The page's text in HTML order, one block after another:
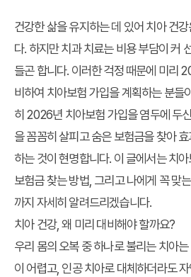
건강한 삶을 유지하는 데 있어 치아 건
다. 하지만 치과 치료는 비용 부담이 커
들곤 합니다. 이러한 걱정 때문에 미리
비하여 치아보험 가입을 계획하는 분들
히 2026년 치아보험 가입을 염두에 두
을 꼼꼼히 살피고 숨은 보험금을 찾아
하는 것이 현명합니다. 이 글에서는 치
보험금 찾는 방법, 그리고 나에게 꼭 맞
까지 자세히 알려드리겠습니다.
치아 건강, 왜 미리 대비해야 할까요?
우리 몸의 오복 중 하나로 불리는 치아
이 어렵고, 인공 치아로 대체하더라도